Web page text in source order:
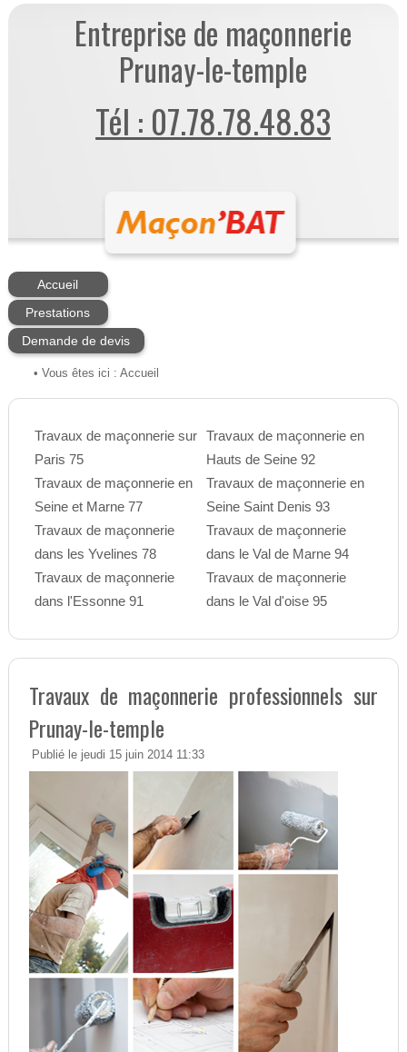
Entreprise de maçonnerie
Prunay-le-temple
Tél : 07.78.78.48.83
Accueil
Prestations
Demande de devis
• Vous êtes ici : Accueil
Travaux de maçonnerie sur
Paris 75
Travaux de maçonnerie en
Seine et Marne 77
Travaux de maçonnerie
dans les Yvelines 78
Travaux de maçonnerie
dans l'Essonne 91
Travaux de maçonnerie en
Hauts de Seine 92
Travaux de maçonnerie en
Seine Saint Denis 93
Travaux de maçonnerie
dans le Val de Marne 94
Travaux de maçonnerie
dans le Val d'oise 95
Travaux de maçonnerie professionnels sur
Prunay-le-temple
Publié le jeudi 15 juin 2014 11:33